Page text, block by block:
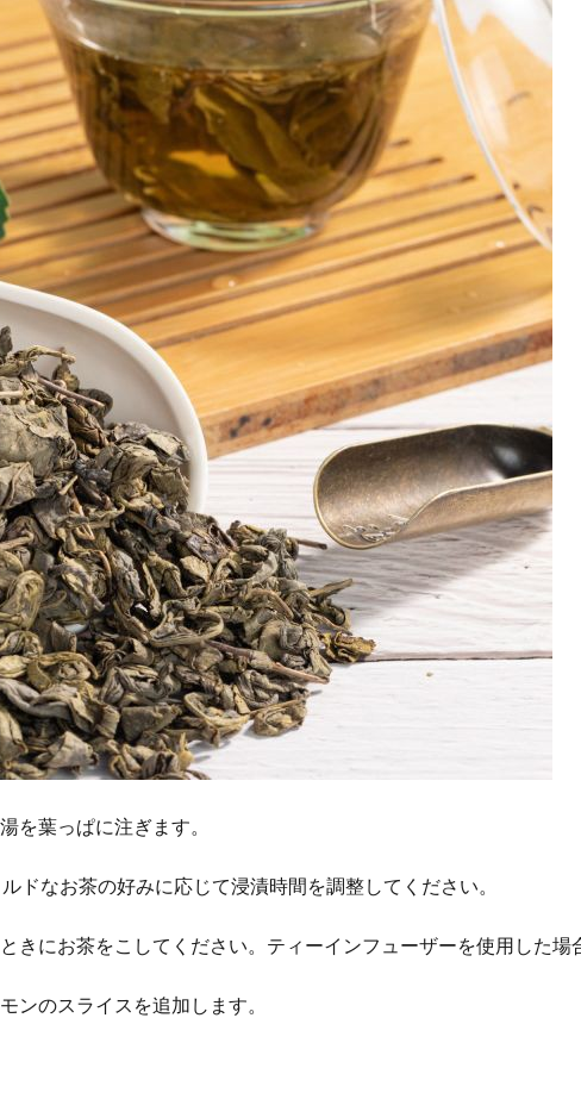
を葉っぱに注ぎます。
ドなお茶の好みに応じて浸漬時間を調整してください。
きにお茶をこしてください。ティーインフューザーを使用した
ンのスライスを追加します。